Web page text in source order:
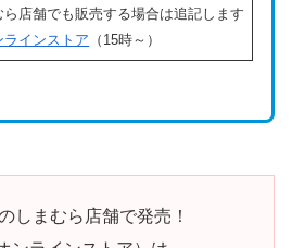
店舗でも販売する場合は追記します
ラインストア （15時～）
しまむら店舗で発売！